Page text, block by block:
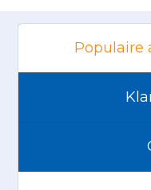
Populaire